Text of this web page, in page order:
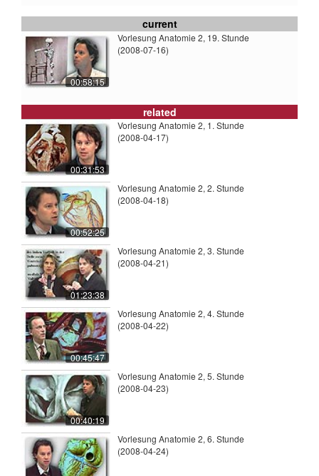
current
00:58:15
Vorlesung Anatomie 2, 19. Stunde
(2008-07-16)
related
00:31:53
Vorlesung Anatomie 2, 1. Stunde
(2008-04-17)
00:52:25
Vorlesung Anatomie 2, 2. Stunde
(2008-04-18)
01:23:38
Vorlesung Anatomie 2, 3. Stunde
(2008-04-21)
00:45:47
Vorlesung Anatomie 2, 4. Stunde
(2008-04-22)
00:40:19
Vorlesung Anatomie 2, 5. Stunde
(2008-04-23)
Vorlesung Anatomie 2, 6. Stunde
(2008-04-24)